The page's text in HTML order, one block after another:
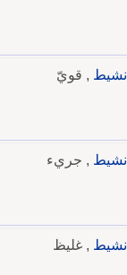
نشيط , قويّ
نشيط , جريء
نشيط , غليظ